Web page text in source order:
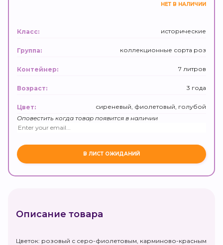
НЕТ В НАЛИЧИИ
Класс: исторические
Группа: коллекционные сорта роз
Контейнер: 7 литров
Возраст: 3 года
Цвет:
сиреневый, фиолетовый, голубой
Оповестить когда товар появится в наличии
Описание товара
Цветок: розовый с серо-фиолетовым, карминово-красным